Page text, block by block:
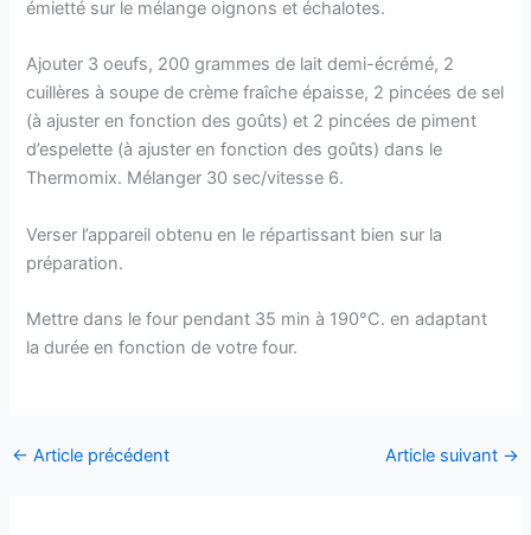
émietté sur le mélange oignons et échalotes.
Ajouter 3 oeufs, 200 grammes de lait demi-écrémé, 2
cuillères à soupe de crème fraîche épaisse, 2 pincées de sel
(à ajuster en fonction des goûts) et 2 pincées de piment
d’espelette (à ajuster en fonction des goûts) dans le
Thermomix. Mélanger 30 sec/vitesse 6.
Verser l’appareil obtenu en le répartissant bien sur la
préparation.
Mettre dans le four pendant 35 min à 190°C. en adaptant
la durée en fonction de votre four.
← Article précédent Article suivant →